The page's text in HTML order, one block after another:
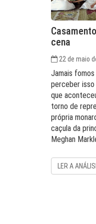
cena
22 de maio
Jamais
perceber isso
que
torno de
própria
caçula da
Meghan
LER A